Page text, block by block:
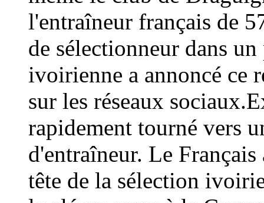
l'entraîneur français de
de sélectionneur dans
ivoirienne a annoncé ce
sur les réseaux
rapidement tourné vers
d'entraîneur. Le
tête de la sélection